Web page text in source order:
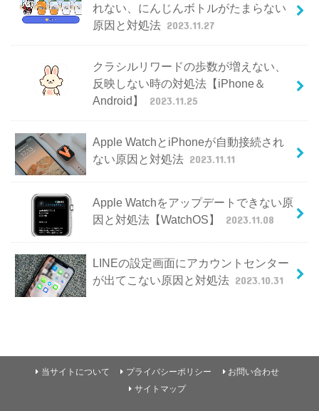
れない、にんじんボトルがたまらない
原因と対処法 2023.11.27
クラシルリワードの歩数が増えない、
反映しない時の対処法【iPhone＆
Android】
2023.11.25
Apple WatchとiPhoneが自動接続され
ない原因と対処法 2023.11.11
Apple Watchをアップデートできない原
因と対処法【WatchOS】
2023.11.08
LINEの設定画面にアカウントセンター
が出てこない原因と対処法 2023.10.31
当サイトについて プライバシーポリシー
お問い合わせ
サイトマップ